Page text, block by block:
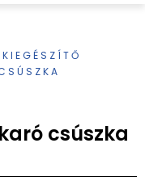
csúszka